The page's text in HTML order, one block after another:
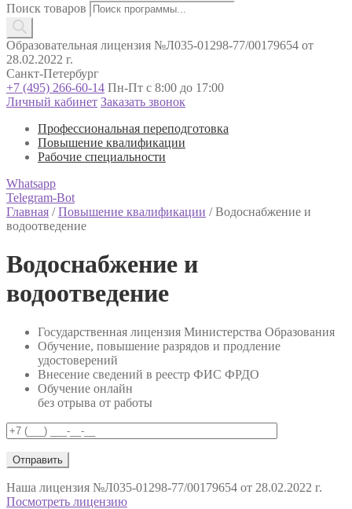
Поиск товаров
Образовательная лицензия №Л035-01298-77/00179654 от
28.02.2022 г.
Санкт-Петербург
+7 (495) 266-60-14 Пн-Пт с 8:00 до 17:00
Личный кабинет Заказать звонок
Профессиональная переподготовка
Повышение квалификации
Рабочие специальности
Whatsapp
Telegram-Bot
Главная /Повышение квалификации /Водоснабжение и
водоотведение
Водоснабжение и
водоотведение
Государственная лицензия Министерства Образования
Обучение, повышение разрядов и продление
удостоверений
Внесение сведений в реестр ФИС ФРДО
Обучение онлайн
без отрыва от работы
Наша лицензия №Л035-01298-77/00179654 от 28.02.2022 г.
Посмотреть лицензию